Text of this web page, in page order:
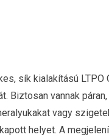
sík kialakítású LTPO
vannak páran,
vagy
helyet. A